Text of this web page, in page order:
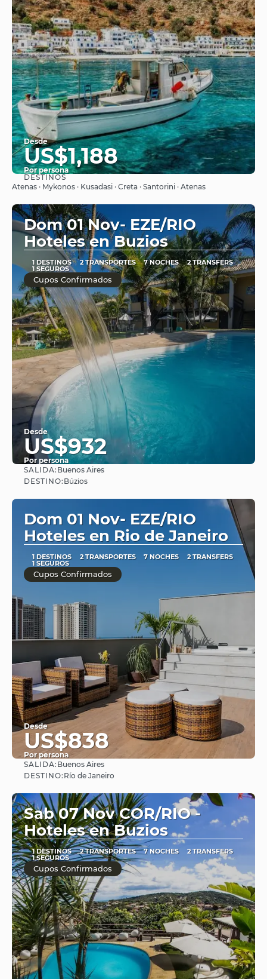
Desde
US$1,188
Por persona
Ver
DESTINOS
Atenas · Mykonos · Kusadasi · Creta · Santorini · Atenas
Dom 01 Nov- EZE/RIO
Hoteles en Buzios
1 DESTINOS 2 TRANSPORTES 7 NOCHES 2 TRANSFERS
1 SEGUROS
Cupos Confirmados
Desde
US$932
Por persona
SALIDA: Buenos Aires
DESTINO: Búzios
Dom 01 Nov- EZE/RIO
Hoteles en Rio de Janeiro
1 DESTINOS 2 TRANSPORTES 7 NOCHES 2 TRANSFERS
1 SEGUROS
Cupos Confirmados
Desde
US$838
Por persona
SALIDA: Buenos Aires
DESTINO: Río de Janeiro
Sab 07 Nov COR/RIO -
Hoteles en Buzios
1 DESTINOS 2 TRANSPORTES 7 NOCHES 2 TRANSFERS
1 SEGUROS
Cupos Confirmados